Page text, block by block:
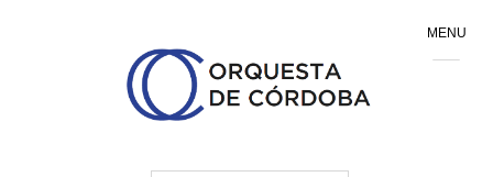
MENU